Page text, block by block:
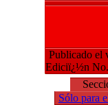
Publicado el
Ediciï¿½n
Sólo para